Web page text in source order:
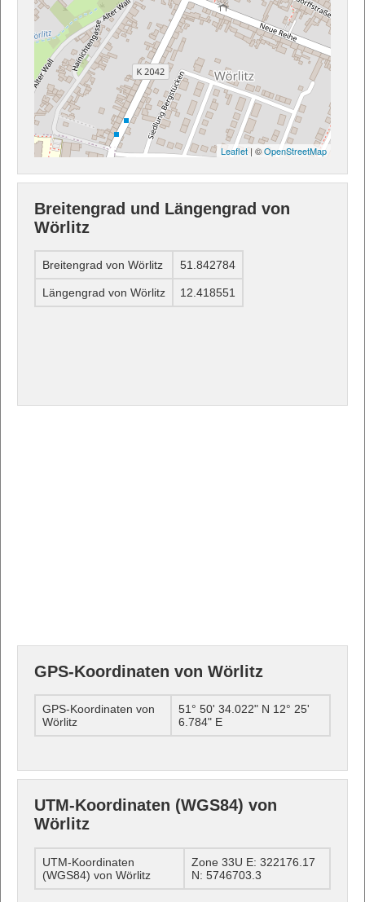
Leaflet | ©OpenStreetMap
Breitengrad und Längengrad von
Wörlitz
Breitengrad von Wörlitz 51.842784
Längengrad von Wörlitz 12.418551
GPS-Koordinaten von Wörlitz
GPS-Koordinaten von
Wörlitz
51° 50' 34.022" N 12° 25'
6.784" E
UTM-Koordinaten (WGS84) von
Wörlitz
UTM-Koordinaten
(WGS84) von Wörlitz
Zone 33U E: 322176.17
N: 5746703.3